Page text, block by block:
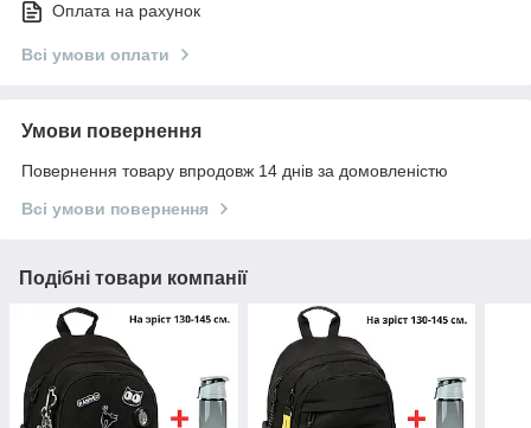
Оплата на рахунок
Всі умови оплати
Умови повернення
Повернення товару впродовж 14 днів за домовленістю
Всі умови повернення
Подібні товари компанії